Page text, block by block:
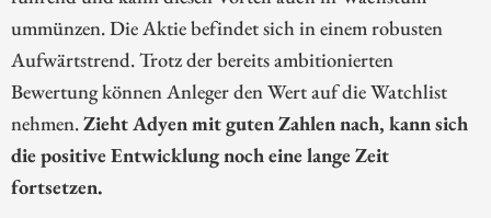
ummünzen. Die Aktie befindet sich in einem robusten
Aufwärtstrend. Trotz der bereits ambitionierten
Bewertung können Anleger den Wert auf die Watchlist
nehmen.Zieht Adyen mit guten Zahlen nach, kann sich
die positive Entwicklung noch eine lange Zeit
fortsetzen.